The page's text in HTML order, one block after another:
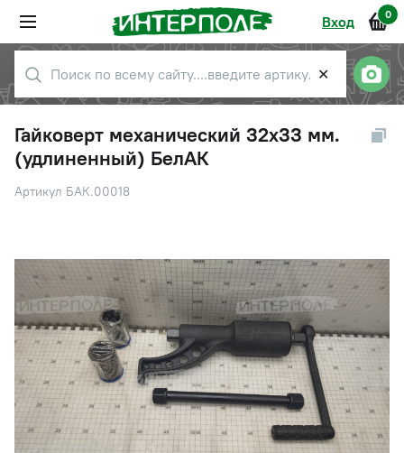
Вход 0
✕
Гайковерт механический 32х33 мм.
(удлиненный) БелАК
Артикул БАК.00018